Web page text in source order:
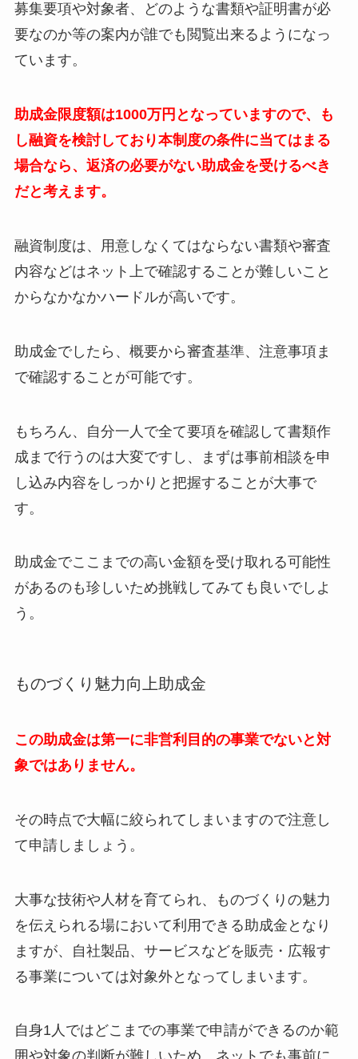
募集要項や対象者、どのような書類や証明書が必
要なのか等の案内が誰でも閲覧出来るようになっ
ています。
助成金限度額は1000万円となっていますので、も
し融資を検討しており本制度の条件に当てはまる
場合なら、返済の必要がない助成金を受けるべき
だと考えます。
融資制度は、用意しなくてはならない書類や審査
内容などはネット上で確認することが難しいこと
からなかなかハードルが高いです。
助成金でしたら、概要から審査基準、注意事項ま
で確認することが可能です。
もちろん、自分一人で全て要項を確認して書類作
成まで行うのは大変ですし、まずは事前相談を申
し込み内容をしっかりと把握することが大事で
す。
助成金でここまでの高い金額を受け取れる可能性
があるのも珍しいため挑戦してみても良いでしよ
う。
ものづくり魅力向上助成金
この助成金は第一に非営利目的の事業でないと対
象ではありません。
その時点で大幅に絞られてしまいますので注意し
て申請しましょう。
大事な技術や人材を育てられ、ものづくりの魅力
を伝えられる場において利用できる助成金となり
ますが、自社製品、サービスなどを販売・広報す
る事業については対象外となってしまいます。
自身1人ではどこまでの事業で申請ができるのか範